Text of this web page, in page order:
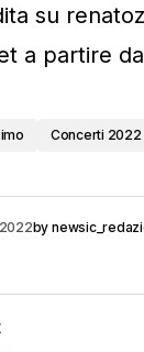
su
a partire
Concerti 2022
by